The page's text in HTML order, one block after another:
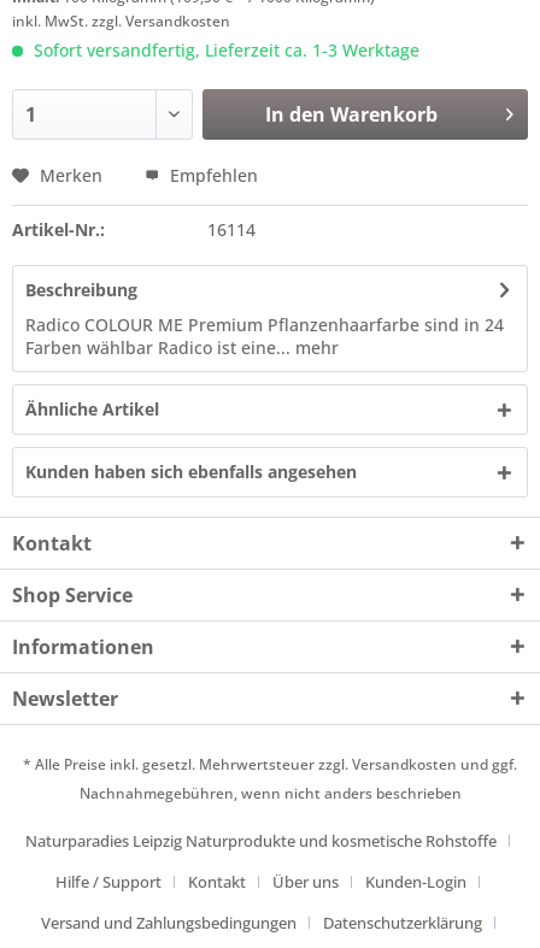
inkl. MwSt.zzgl. Versandkosten
Sofort versandfertig, Lieferzeit ca. 1-3 Werktage
In den Warenkorb
Merken Empfehlen
Artikel-Nr.: 16114
Beschreibung
Radico COLOUR ME Premium Pflanzenhaarfarbe sind in 24
Farben wählbar Radico ist eine... mehr
Ähnliche Artikel
Kunden haben sich ebenfalls angesehen
Kontakt
Shop Service
Informationen
Newsletter
* Alle Preise inkl. gesetzl. Mehrwertsteuer zzgl.Versandkosten und ggf.
Nachnahmegebühren, wenn nicht anders beschrieben
Naturparadies Leipzig Naturprodukte und kosmetische Rohstoffe
Hilfe / Support
Kontakt Über uns
Kunden-Login
Versand und Zahlungsbedingungen
Datenschutzerklärung